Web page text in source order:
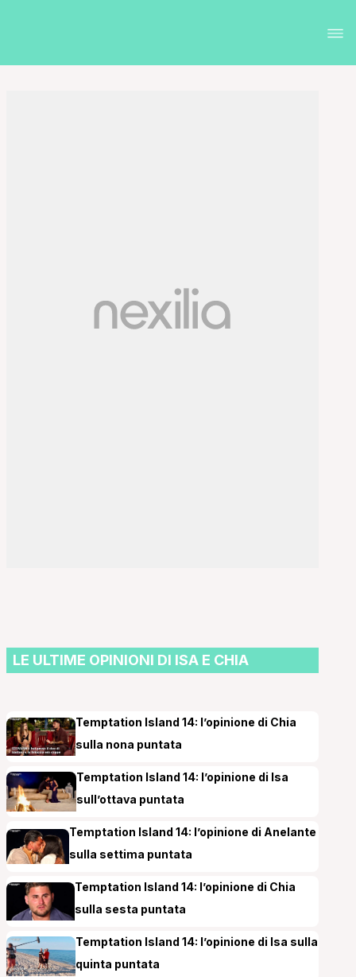
LE ULTIME OPINIONI DI ISA E CHIA
Temptation Island 14: l’opinione di Chia
sulla nona puntata
Temptation Island 14: l’opinione di Isa
sull’ottava puntata
Temptation Island 14: l’opinione di Anelante
sulla settima puntata
Temptation Island 14: l’opinione di Chia
sulla sesta puntata
Temptation Island 14: l’opinione di Isa sulla
quinta puntata